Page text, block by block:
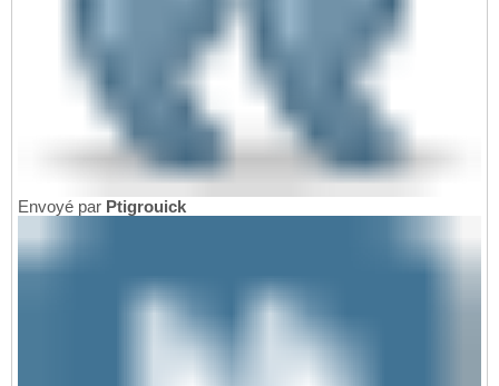
Envoyé par Ptigrouick